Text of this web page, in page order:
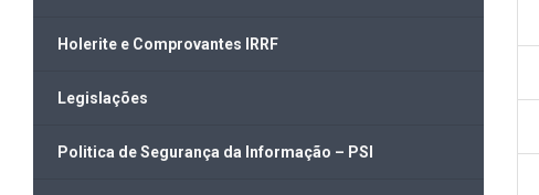
Holerite e Comprovantes IRRF
Legislações
Politica de Segurança da Informação – PSI